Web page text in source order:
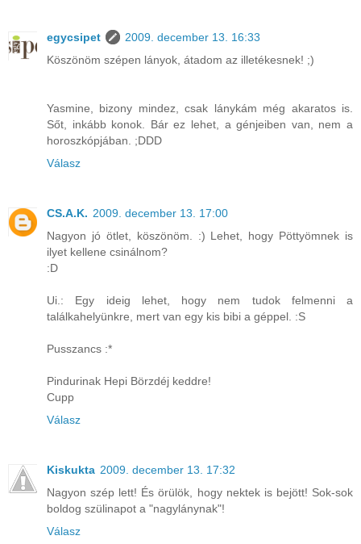
egycsipet
2009. december 13. 16:33
Köszönöm szépen lányok, átadom az illetékesnek! ;)
Yasmine, bizony mindez, csak lánykám még akaratos is.
Sőt, inkább konok. Bár ez lehet, a génjeiben van, nem a
horoszkópjában. ;DDD
Válasz
CS.A.K. 2009. december 13. 17:00
Nagyon jó ötlet, köszönöm. :) Lehet, hogy Pöttyömnek is
ilyet kellene csinálnom?
:D
Ui.: Egy ideig lehet, hogy nem tudok felmenni a
találkahelyünkre, mert van egy kis bibi a géppel. :S
Pusszancs :*
Pindurinak Hepi Börzdéj keddre!
Cupp
Válasz
Kiskukta 2009. december 13. 17:32
Nagyon szép lett! És örülök, hogy nektek is bejött! Sok-sok
boldog szülinapot a "nagylánynak"!
Válasz